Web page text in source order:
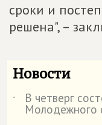
сроки и
решена", –
Новости
˙ В четверг
Молодежного